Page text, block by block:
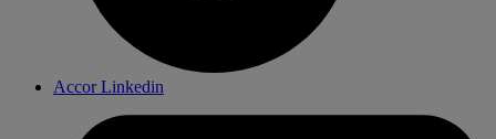
Accor Linkedin